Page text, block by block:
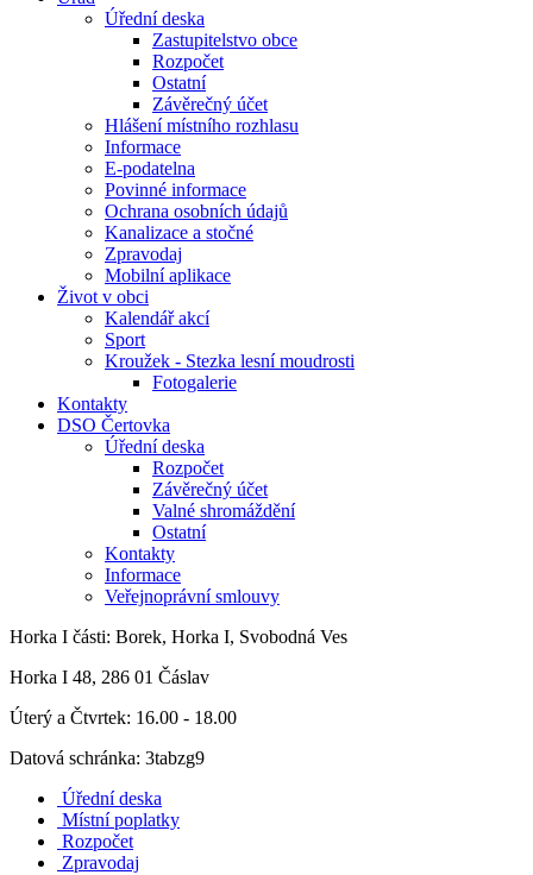
Úřední deska
Zastupitelstvo obce
Rozpočet
Ostatní
Závěrečný účet
Hlášení místního rozhlasu
Informace
E-podatelna
Povinné informace
Ochrana osobních údajů
Kanalizace a stočné
Zpravodaj
Mobilní aplikace
Život v obci
Kalendář akcí
Sport
Kroužek - Stezka lesní moudrosti
Fotogalerie
Kontakty
DSO Čertovka
Úřední deska
Rozpočet
Závěrečný účet
Valné shromáždění
Ostatní
Kontakty
Informace
Veřejnoprávní smlouvy
Horka I části: Borek, Horka I, Svobodná Ves
Horka I 48, 286 01 Čáslav
Úterý a Čtvrtek: 16.00 - 18.00
Datová schránka: 3tabzg9
Úřední deska
Místní poplatky
Rozpočet
Zpravodaj